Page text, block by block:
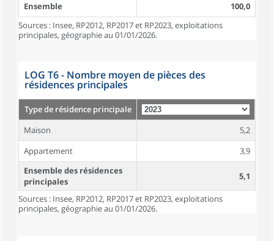
Ensemble
100,0
Sources : Insee, RP2012, RP2017 et RP2023, exploitations
principales, géographie au 01/01/2026.
LOG T6 - Nombre moyen de pièces des
résidences principales
Type de résidence principale
Maison
5,2
Appartement
3,9
Ensemble des résidences
principales
5,1
Sources : Insee, RP2012, RP2017 et RP2023, exploitations
principales, géographie au 01/01/2026.